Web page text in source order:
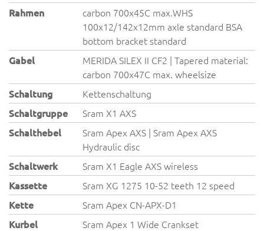
Rahmen
carbon 700x45C max.WHS
100x12/142x12mm axle standard BSA
bottom bracket standard
Gabel
MERIDA SILEX II CF2 | Tapered material:
carbon 700x47C max. wheelsize
Schaltung
Kettenschaltung
Schaltgruppe
Sram X1 AXS
Schalthebel
Sram Apex AXS | Sram Apex AXS
Hydraulic disc
Schaltwerk
Sram X1 Eagle AXS wireless
Kassette
Sram XG 1275 10-52 teeth 12 speed
Kette
Sram Apex CN-APX-D1
Kurbel
Sram Apex 1 Wide Crankset